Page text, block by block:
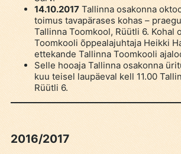
14.10.2017Tallinna osakonna
toimus tavapärases kohas –
Tallinna Toomkool, Rüütli 6. Kohal
Toomkooli õppealajuhtaja Heikki
ettekande Tallinna Toomkooli
Selle hooaja Tallinna osakonna
kuu teisel laupäeval kell 11.00
Rüütli 6.
2016/2017